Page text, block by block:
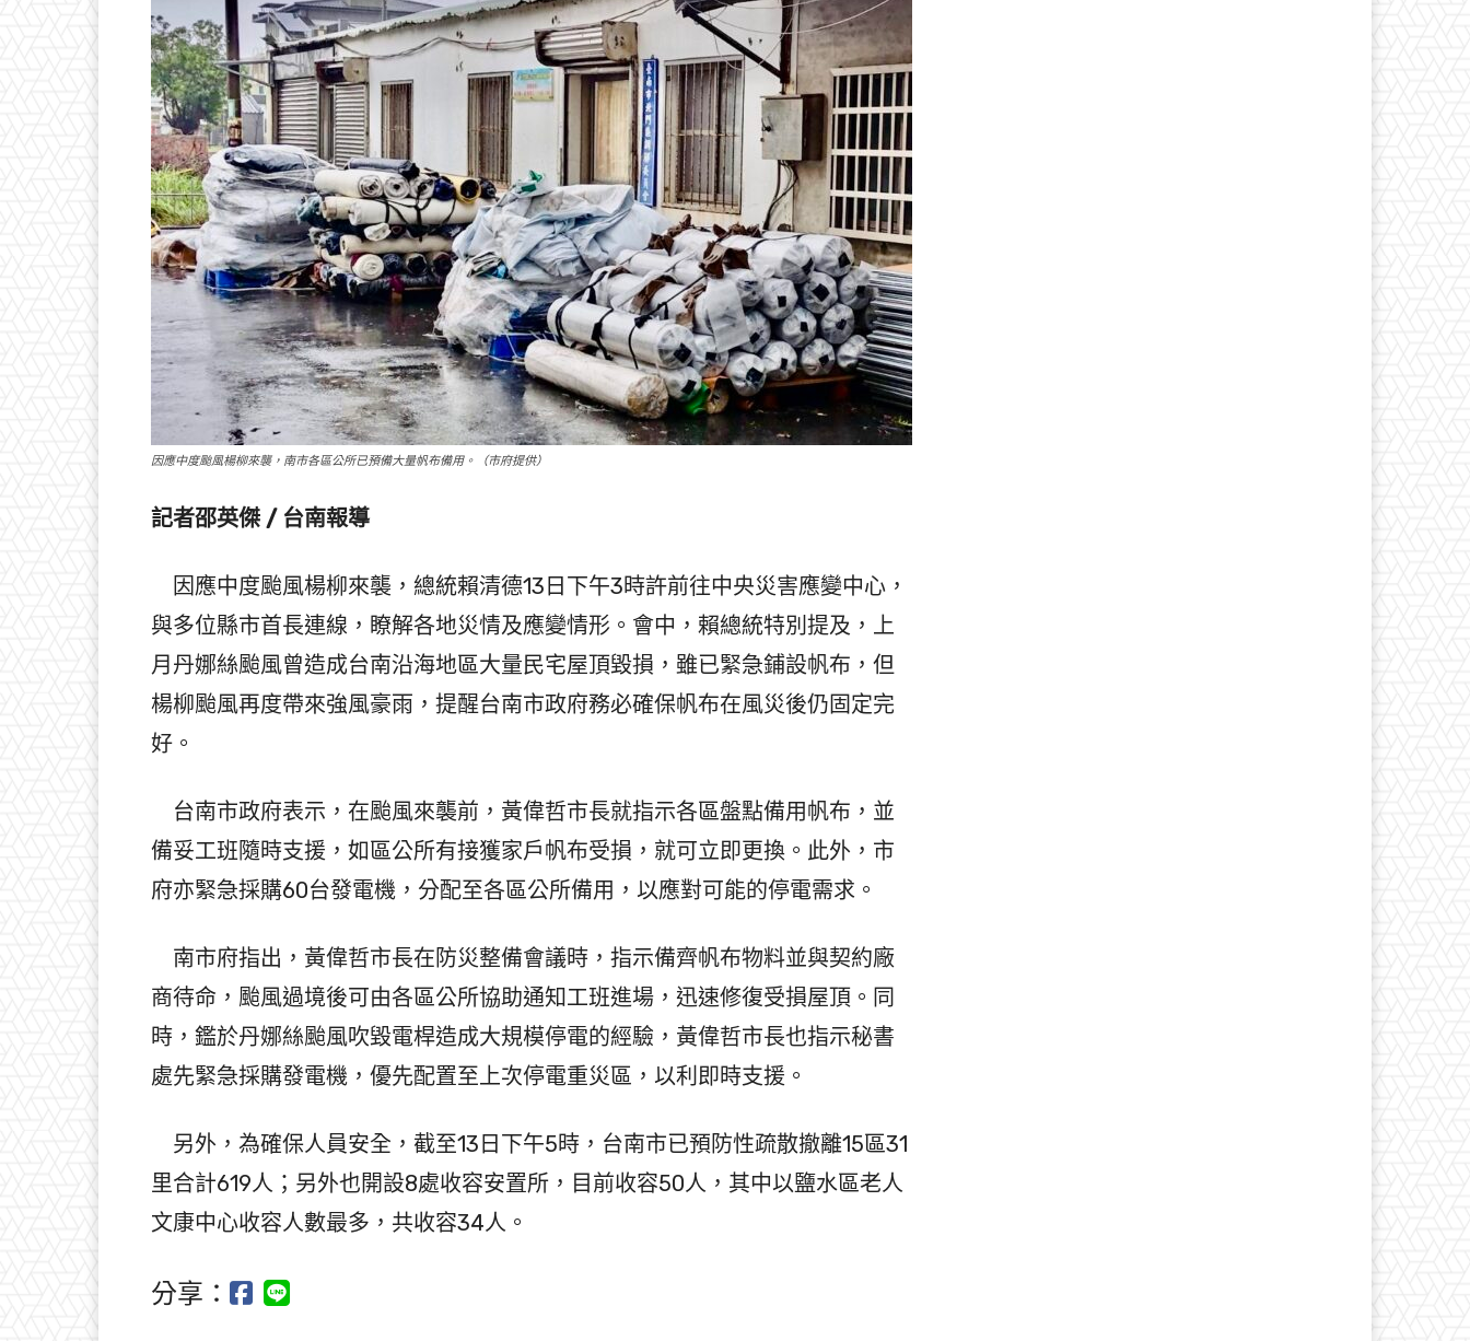
因應中度颱風楊柳來襲，南市各區公所已預備大量帆布備用。（市府提供）
記者邵英傑 / 台南報導
因應中度颱風楊柳來襲，總統賴清德13日下午3時許前往中央災害應變中心，
與多位縣市首長連線，瞭解各地災情及應變情形。會中，賴總統特別提及，上
月丹娜絲颱風曾造成台南沿海地區大量民宅屋頂毀損，雖已緊急鋪設帆布，但
楊柳颱風再度帶來強風豪雨，提醒台南市政府務必確保帆布在風災後仍固定完
好。
台南市政府表示，在颱風來襲前，黃偉哲市長就指示各區盤點備用帆布，並
備妥工班隨時支援，如區公所有接獲家戶帆布受損，就可立即更換。此外，市
府亦緊急採購60台發電機，分配至各區公所備用，以應對可能的停電需求。
南市府指出，黃偉哲市長在防災整備會議時，指示備齊帆布物料並與契約廠
商待命，颱風過境後可由各區公所協助通知工班進場，迅速修復受損屋頂。同
時，鑑於丹娜絲颱風吹毀電桿造成大規模停電的經驗，黃偉哲市長也指示秘書
處先緊急採購發電機，優先配置至上次停電重災區，以利即時支援。
另外，為確保人員安全，截至13日下午5時，台南市已預防性疏散撤離15區31
里合計619人；另外也開設8處收容安置所，目前收容50人，其中以鹽水區老人
文康中心收容人數最多，共收容34人。
分享：